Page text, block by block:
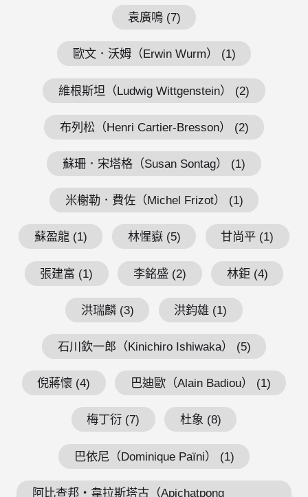
袁廣鳴 (7)
歐文．沃姆（Erwin Wurm） (1)
維根斯坦（Ludwig Wittgenstein） (2)
布列松（Henri Cartier-Bresson） (2)
蘇珊．宋塔格（Susan Sontag） (1)
米榭勒．費佐（Michel Frizot） (1)
蘇盈龍 (1) 林惺嶽 (5) 甘尚平 (1)
張建富 (1) 李銘盛 (2) 林鉅 (4)
洪瑞麟 (3) 洪鈞雄 (1)
石川欽一郎（Kinichiro Ishiwaka） (5)
倪蔣懷 (4) 巴迪歐（Alain Badiou） (1)
梅丁衍 (7) 杜象 (8)
巴依尼（Dominique Païni） (1)
阿比查邦・韋拉斯塔古（Apichatpong